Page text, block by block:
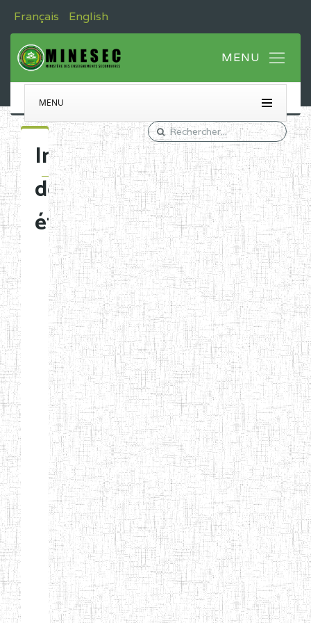
Français English
MENU
Immatriculation
des
établissements
Etablissements
d'enseignement
normal
ENI
Chercher:
Effacer les filtres
Denomination
Type